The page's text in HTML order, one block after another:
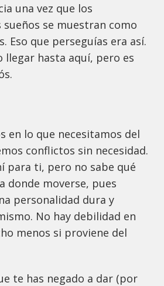
una vez que los
sueños se muestran como
Eso que perseguías era así.
llegar hasta aquí, pero es
en lo que necesitamos del
conflictos sin necesidad.
para ti, pero no sabe qué
donde moverse, pues
personalidad dura y
No hay debilidad en
menos si proviene del
te has negado a dar (por